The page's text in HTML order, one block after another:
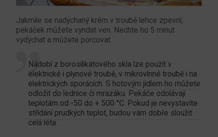
Jakmile se nadýchaný krém v troubě lehce zpevní,
pekáček můžete vyndat ven. Nechte ho 5 minut
vydýchat a můžete porcovat.
Nádobí z borosilikátového skla lze použít v
elektrické i plynové troubě, v mikrovlnné troubě i na
elektrických sporácích. S hotovým jídlem ho můžete
odložit do lednice či mrazáku. Pekáče odolávají
teplotám od -50 do + 500 °C. Pokud je nevystavíte
střídání prudkých teplot, budou vám dobře sloužit
celá léta.